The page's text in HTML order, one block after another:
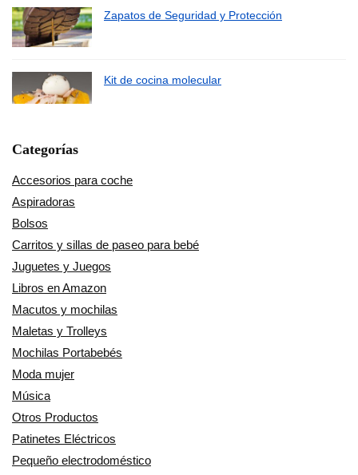
Zapatos de Seguridad y Protección
Kit de cocina molecular
Categorías
Accesorios para coche
Aspiradoras
Bolsos
Carritos y sillas de paseo para bebé
Juguetes y Juegos
Libros en Amazon
Macutos y mochilas
Maletas y Trolleys
Mochilas Portabebés
Moda mujer
Música
Otros Productos
Patinetes Eléctricos
Pequeño electrodoméstico